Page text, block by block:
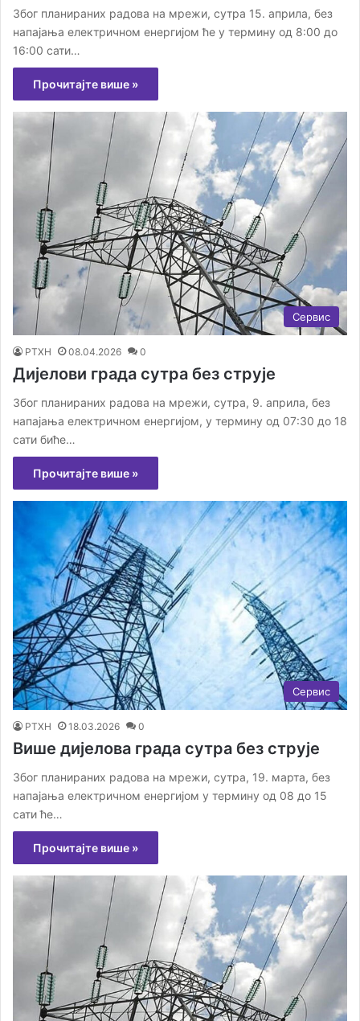
Због планираних радова на мрежи, сутра 15. априла, без
напајања електричном енергијом ће у термину од 8:00 до
16:00 сати…
Прочитајте више »
Сервис
РТХН 08.04.2026 0
Дијелови града сутра без струје
Због планираних радова на мрежи, сутра, 9. априла, без
напајања електричном енергијом, у термину од 07:30 до 18
сати биће…
Прочитајте више »
Сервис
РТХН 18.03.2026 0
Више дијелова града сутра без струје
Због планираних радова на мрежи, сутра, 19. марта, без
напајања електричном енергијом у термину од 08 до 15
сати ће…
Прочитајте више »